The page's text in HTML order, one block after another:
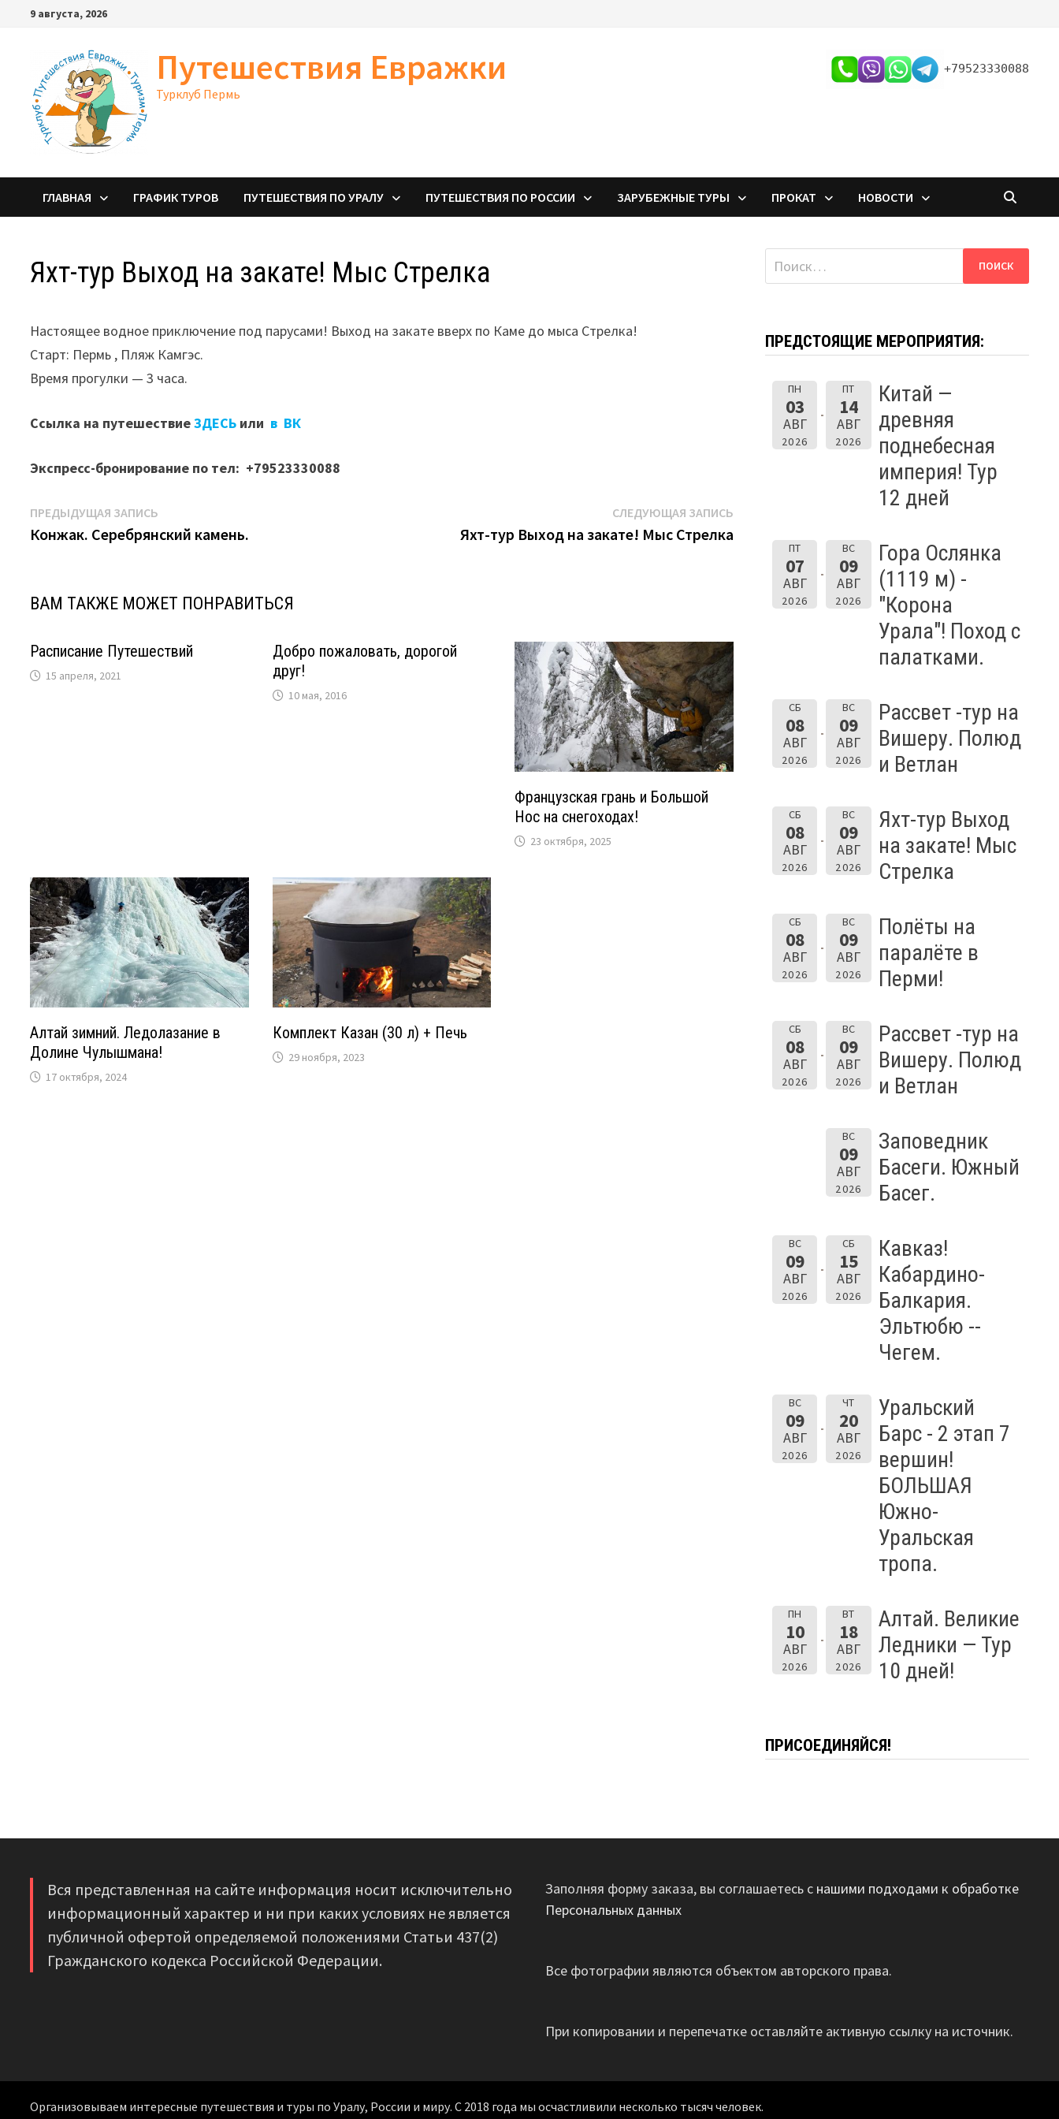
Перейти
содержимому
9 августа, 2026
Путешествия Евражки
Турклуб Пермь
+79523330088
ГЛАВНАЯ ГРАФИК ТУРОВ ПУТЕШЕСТВИЯ ПО УРАЛУ ПУТЕШЕСТВИЯ ПО РОССИИ ЗАРУБЕЖНЫЕ ТУРЫ ПРОКАТ НОВОСТИ
Яхт-тур Выход на закате! Мыс Стрелка
Настоящее водное приключение под парусами! Выход на закате вверх по Каме до мыса Стрелка!
Старт: Пермь , Пляж Камгэс.
Время прогулки — 3 часа.
Ссылка на путешествиеЗДЕСЬ или в ВК
Экспресс-бронирование по тел: +79523330088
Навигация
по
ПРЕДЫДУЩАЯ ЗАПИСЬ
запись:
Конжак. Серебрянский камень.
СЛЕДУЮЩАЯ ЗАПИСЬСледующая
запись:
Яхт-тур Выход на закате! Мыс Стрелка
ВАМ ТАКЖЕ МОЖЕТ ПОНРАВИТЬСЯ
Расписание Путешествий
15 апреля, 2021
Добро пожаловать, дорогой
друг!
10 мая, 2016
Французская грань и Большой
Нос на снегоходах!
23 октября, 2025
Алтай зимний. Ледолазание в
Долине Чулышмана!
17 октября, 2024
Комплект Казан (30 л) + Печь
29 ноября, 2023
Найти:
ПРЕДСТОЯЩИЕ МЕРОПРИЯТИЯ:
ПН
03
АВГ
2026
ПТ
14
АВГ
2026
Китай —
древняя
поднебесная
империя! Тур
12 дней
ПТ
07
АВГ
2026
ВС
09
АВГ
2026
Гора Ослянка
(1119 м) -
"Корона
Урала"! Поход с
палатками.
СБ
08
АВГ
2026
ВС
09
АВГ
2026
Рассвет -тур на
Вишеру. Полюд
и Ветлан
СБ
08
АВГ
2026
ВС
09
АВГ
2026
Яхт-тур Выход
на закате! Мыс
Стрелка
СБ
08
АВГ
2026
ВС
09
АВГ
2026
Полёты на
паралёте в
Перми!
СБ
08
АВГ
2026
ВС
09
АВГ
2026
Рассвет -тур на
Вишеру. Полюд
и Ветлан
ВС
09
АВГ
2026
Заповедник
Басеги. Южный
Басег.
ВС
09
АВГ
2026
СБ
15
АВГ
2026
Кавказ!
Кабардино-
Балкария.
Эльтюбю --
Чегем.
ВС
09
АВГ
2026
ЧТ
20
АВГ
2026
Уральский
Барс - 2 этап 7
вершин!
БОЛЬШАЯ
Южно-
Уральская
тропа.
ПН
10
АВГ
2026
ВТ
18
АВГ
2026
Алтай. Великие
Ледники — Тур
10 дней!
ПРИСОЕДИНЯЙСЯ!
Вся представленная на сайте информация носит исключительно
информационный характер и ни при каких условиях не является
публичной офертой определяемой положениями Статьи 437(2)
Гражданского кодекса Российской Федерации.
Заполняя форму заказа, вы соглашаетесь с нашими подходами к обработке
Персональных данных
Все фотографии являются объектом авторского права.
При копировании и перепечатке оставляйте активную ссылку на источник.
Организовываем интересные путешествия и туры по Уралу, России и миру. С 2018 года мы осчастливили несколько тысяч человек.